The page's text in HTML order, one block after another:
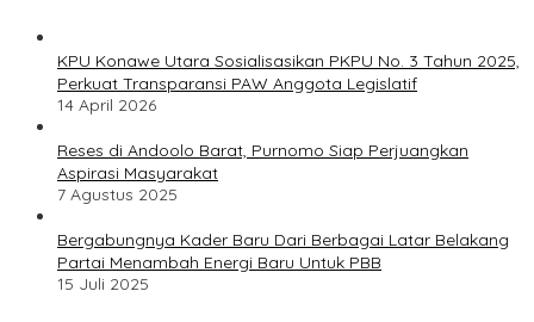
KPU Konawe Utara Sosialisasikan PKPU No. 3 Tahun 2025,
Perkuat Transparansi PAW Anggota Legislatif
14 April 2026
Reses di Andoolo Barat, Purnomo Siap Perjuangkan
Aspirasi Masyarakat
7 Agustus 2025
Bergabungnya Kader Baru Dari Berbagai Latar Belakang
Partai Menambah Energi Baru Untuk PBB
15 Juli 2025